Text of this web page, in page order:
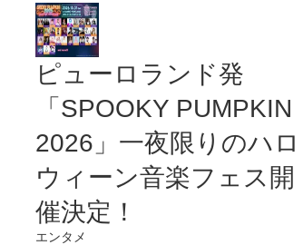
ピューロランド発
「SPOOKY PUMPKIN
2026」一夜限りのハロ
ウィーン音楽フェス開
催決定！
エンタメ